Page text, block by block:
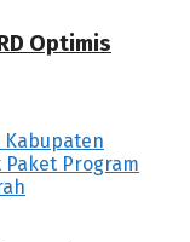
Optimis